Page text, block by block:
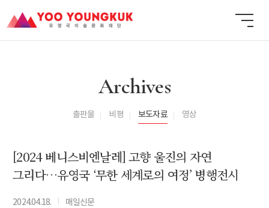
Archives
출판물 비평 보도자료 영상
[2024 베니스비엔날레] 고향 울진의 자연
그리다…유영국 ‘무한 세계로의 여정’ 병행전시
2024.04.18. 매일신문